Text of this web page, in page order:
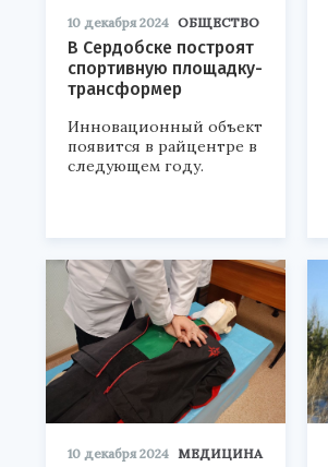
10 декабря 2024 ОБЩЕСТВО
В Сердобске построят
спортивную площадку-
трансформер
Инновационный объект
появится в райцентре в
следующем году.
10 декабря 2024 МЕДИЦИНА